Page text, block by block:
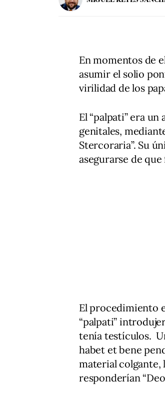
En momentos de
asumir el solio
virilidad de los
El “palpati” era
genitales,
Stercoraria”. Su
asegurarse de
El procedimiento
“palpati”
tenía testículos.
habet et bene
material colgante,
responderían